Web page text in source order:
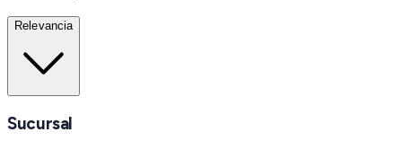
Relevancia
Sucursal